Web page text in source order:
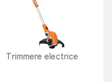
Trimmere electrice